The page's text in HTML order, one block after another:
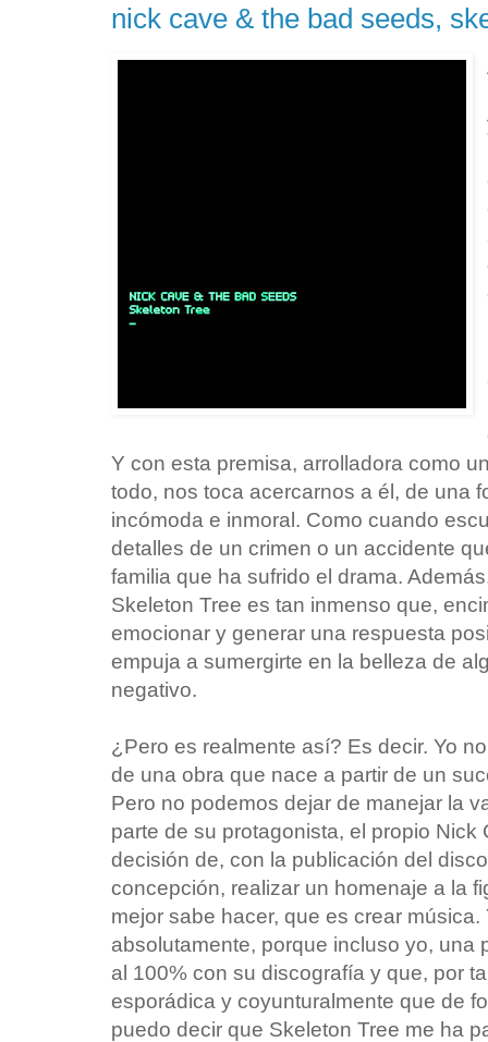
nick cave & the bad seeds,
Y con esta premisa, arrolladora como
todo, nos toca acercarnos a él, de una
incómoda e inmoral. Como cuando
detalles de un crimen o un accidente
familia que ha sufrido el drama.
Skeleton Tree es tan inmenso que,
emocionar y generar una respuesta
empuja a sumergirte en la belleza de
negativo.
¿Pero es realmente así? Es decir. Yo
de una obra que nace a partir de un
Pero no podemos dejar de manejar la
parte de su protagonista, el propio
decisión de, con la publicación del
concepción, realizar un homenaje a la
mejor sabe hacer, que es crear
absolutamente, porque incluso yo,
al 100% con su discografía y que, por
esporádica y coyunturalmente que de
puedo decir que Skeleton Tree me ha